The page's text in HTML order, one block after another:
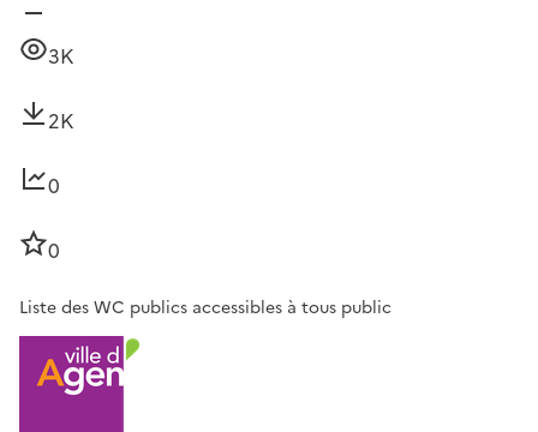
3K
2K
0
0
Liste des WC publics accessibles à tous public